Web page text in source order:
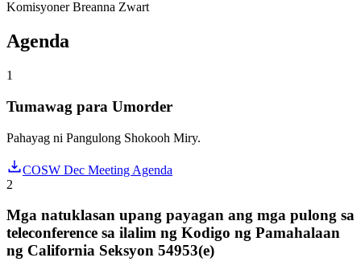
Komisyoner Breanna Zwart
Agenda
1
Tumawag para Umorder
Pahayag ni Pangulong Shokooh Miry.
COSW Dec Meeting Agenda
2
Mga natuklasan upang payagan ang mga pulong sa
teleconference sa ilalim ng Kodigo ng Pamahalaan
ng California Seksyon 54953(e)